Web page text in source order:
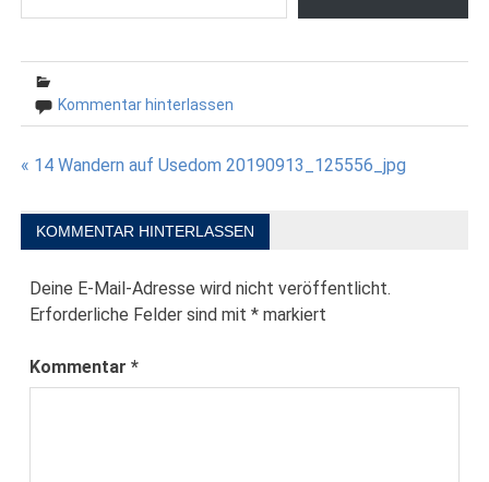
Kommentar hinterlassen
Beitragsnavigation
« 14 Wandern auf Usedom 20190913_125556_jpg
KOMMENTAR HINTERLASSEN
Deine E-Mail-Adresse wird nicht veröffentlicht.
Erforderliche Felder sind mit* markiert
Kommentar*